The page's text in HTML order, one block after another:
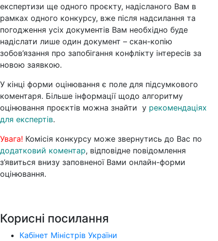
експертизи ще одного проєкту, надісланого Вам в
рамках одного конкурсу, вже після надсилання та
погодження усіх документів Вам необхідно буде
надіслати лише один документ – скан-копію
зобов’язання про запобігання конфлікту інтересів за
новою заявкою.
У кінці форми оцінювання є поле для підсумкового
коментаря. Більше інформації щодо алгоритму
оцінювання проєктів можна знайти у рекомендаціях
для експертів.
Увага! Комісія конкурсу може звернутись до Вас по
додатковий коментар, відповідне повідомлення
з’явиться внизу заповненої Вами онлайн-форми
оцінювання.
Корисні посилання
Кабінет Міністрів України